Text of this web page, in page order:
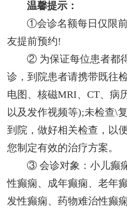
温馨提示：
①会诊名额每日仅限
友提前预约!
② 为保证每位患者都
诊，到院患者请携带既往
电图、核磁MRI、CT、病
以及发作视频等);未检查\
到院，做好相关检查，以
您制定有效的治疗方案。
③ 会诊对象：小儿癫
性癫痫、成年癫痫、老年
发性癫痫、药物难治性癫